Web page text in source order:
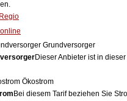
Grundversorger
Dieser Anbieter ist in
Ökostrom
Bei diesem Tarif beziehen Sie